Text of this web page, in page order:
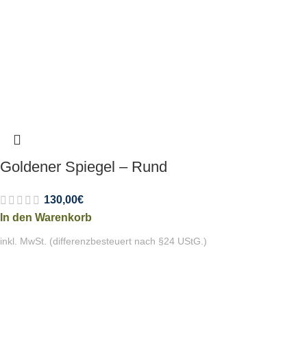
Goldener Spiegel – Rund
130,00€
In den Warenkorb
inkl. MwSt. (differenzbesteuert nach §24 UStG.)